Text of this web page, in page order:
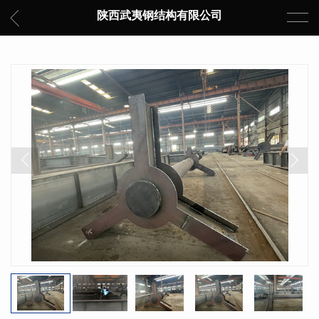
陕西武夷钢结构有限公司